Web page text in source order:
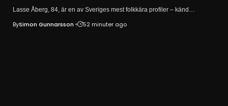
Lasse Åberg, 84, är en av Sveriges mest folkkära profiler – känd…
BySimon Gunnarsson 52 minuter ago